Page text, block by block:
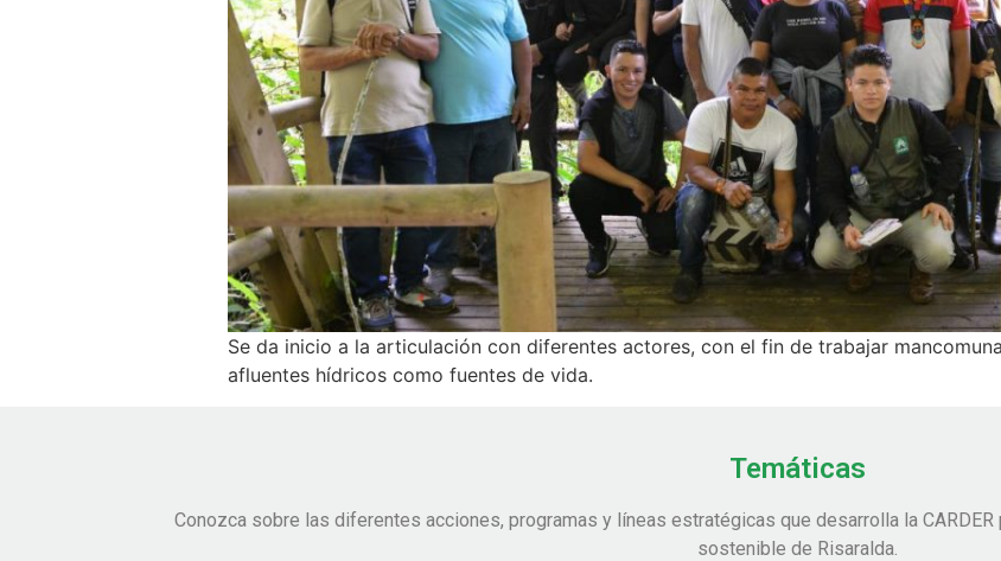
Se da inicio a la articulación con diferentes actores, con el fin de trabajar
afluentes hídricos como fuentes de vida.
Temáticas
Conozca sobre las diferentes acciones, programas y líneas estratégicas que desarrolla la
sostenible de Risaralda.